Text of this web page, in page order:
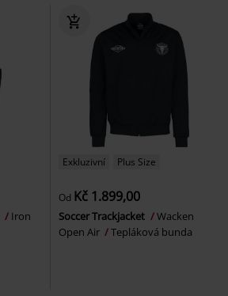
Iron
Exkluzivní Plus Size
Od Kč 1.899,00
Soccer Trackjacket
Wacken
Open Air
Tepláková bunda